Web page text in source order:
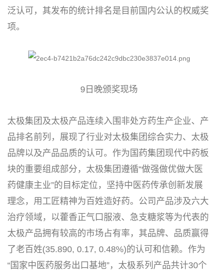
泛认可，其发布的统计排名是目前国内公认的权威奖
项。
9日晚颁奖现场
太极集团及太极产品连续入围非处方药生产企业、产
品排名前列，展现了行业对太极集团综合实力、太极
品牌以及产品品质的认可。作为国药集团现代中药板
块的重要组成部分，太极集团遵循“做强做优做大医
药健康主业”的目标定位，坚持中医药传承创新发展
理念，用工匠精神为百姓造好药。公司产品涉及六大
治疗领域，以藿香正气口服液、急支糖浆等为代表的
太极产品拥有较高的市场占有率，其品牌、品质赢得
了老百姓(35.890, 0.17, 0.48%)的认可和信赖。作为
“国家中医药服务出口基地”，太极系列产品共计30个